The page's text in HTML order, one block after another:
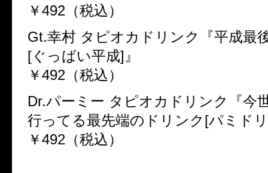
￥492（税込）
Gt.幸村 タピオカドリンク『平成最
[ぐっばい平成]』
￥492（税込）
Dr.パーミー タピオカドリンク『今
行ってる最先端のドリンク[パミド
￥492（税込）